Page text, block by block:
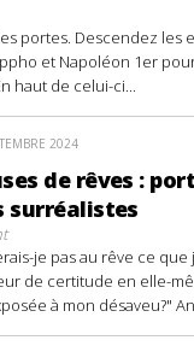
portes. Descendez les
et Napoléon 1er
haut de celui-ci...
2024
de rêves :
surréalistes
je pas au rêve ce que
de certitude en elle-
à mon désaveu?"